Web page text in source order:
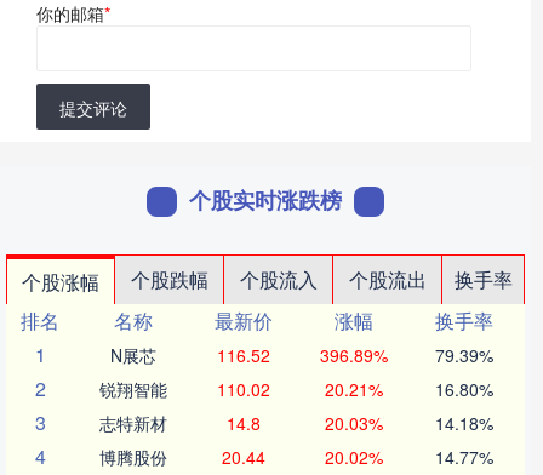
你的邮箱*
提交评论
个股实时涨跌榜
个股涨幅 个股跌幅 个股流入 个股流出
换手率
排名
名称 最新价 涨幅
换手率
1
N展芯 116.52 396.89% 79.39%
2 锐翔智能 110.02 20.21% 16.80%
3 志特新材 14.8 20.03% 14.18%
4 博腾股份 20.44 20.02% 14.77%